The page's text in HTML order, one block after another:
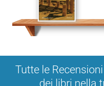
Tutte le
dei libri nella